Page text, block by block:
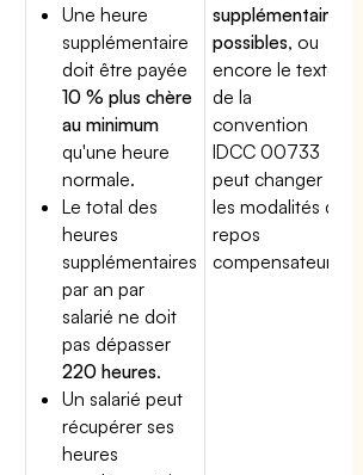
Une heure
supplémentaire
doit être payée
10 % plus chère
au minimum
qu'une heure
normale.
Le total des
heures
supplémentaires
par an par
salarié ne doit
pas dépasser
220 heures.
Un salarié peut
récupérer ses
heures
supplémentaires
possibles, ou
encore le texte
de la
convention
IDCC 00733
peut changer
les modalités du
repos
compensateur.